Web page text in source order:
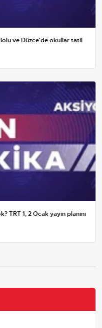
ve Düzce'de okullar tatil
TRT 1, 2 Ocak yayın planını